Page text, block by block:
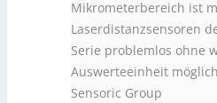
Mikrometerbereich ist
Laserdistanzsensoren
Serie problemlos ohne
Auswerteeinheit
Sensoric Group